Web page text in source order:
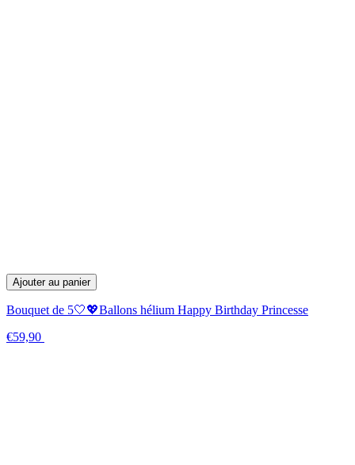
Ajouter au panier
Bouquet de 5🤍💖Ballons hélium Happy Birthday Princesse
€59,90